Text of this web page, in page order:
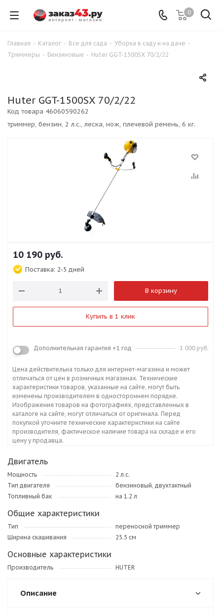
0
Главная - Каталог - Все для сада - Уборка в саду и на даче -
Триммеры - Бензиновые - Huter GGT-1500SX 70/2/22
Huter GGT-1500SX 70/2/22
триммер, бензин, 2 л.с., леска, нож, плечевой ремень, 6 кг.
Код товара 46060590262
10 190 руб.
Поставка: 2-5 дней
В корзину
Купить в 1 клик
Дополнительная гарантия +1 год 1 000 руб.
Цена действительна только для интернет-магазина и может
отличаться от цен в розничных магазинах. Технические
характеристики товаров, указанные на сайте, могут быть
изменены производителем в одностороннем порядке.
Изображения товаров на фотографиях, представленных в
каталоге на сайте, могут отличаться от оригинала. Перед
покупкой уточните технические характеристики на сайте
производителя, фактическое наличие товара на складе и его
цену у продавца.
Двигатель
Мощность
2 л.с.
Тип двигателя
бензиновый, двухтактный
Топливный бак
на 1.2 л
Общие характеристики
Тип
переносной триммер
Ширина скашивания
25.5 см
Основные характеристики
Производитель HUTER
Описание